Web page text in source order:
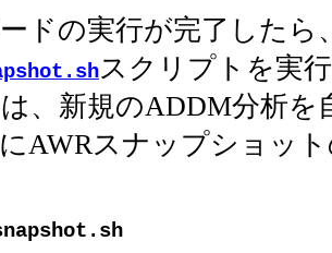
ドの実行が完了したら
スクリプトを実
、新規のADDM分析を
AWRスナップショッ